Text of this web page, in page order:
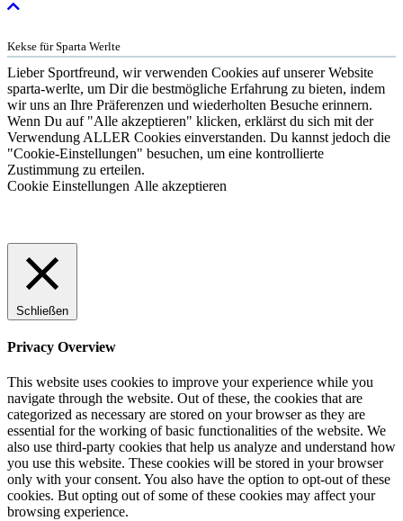
Kekse für Sparta Werlte
Lieber Sportfreund, wir verwenden Cookies auf unserer Website
sparta-werlte, um Dir die bestmögliche Erfahrung zu bieten, indem
wir uns an Ihre Präferenzen und wiederholten Besuche erinnern.
Wenn Du auf "Alle akzeptieren" klicken, erklärst du sich mit der
Verwendung ALLER Cookies einverstanden. Du kannst jedoch die
"Cookie-Einstellungen" besuchen, um eine kontrollierte
Zustimmung zu erteilen.
Cookie Einstellungen Alle akzeptieren
Schließen
Privacy Overview
This website uses cookies to improve your experience while you
navigate through the website. Out of these, the cookies that are
categorized as necessary are stored on your browser as they are
essential for the working of basic functionalities of the website. We
also use third-party cookies that help us analyze and understand how
you use this website. These cookies will be stored in your browser
only with your consent. You also have the option to opt-out of these
cookies. But opting out of some of these cookies may affect your
browsing experience.